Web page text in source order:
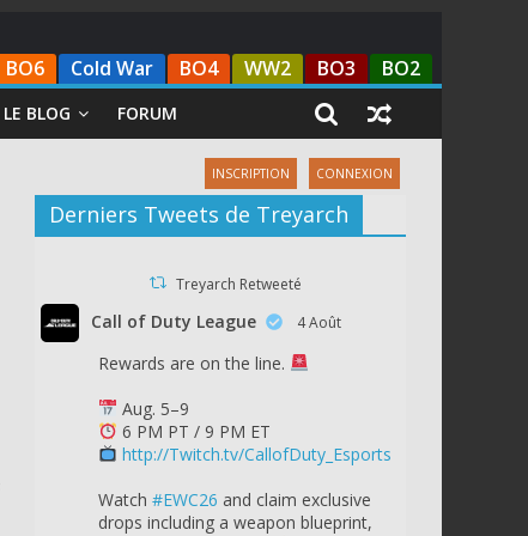
BO6 Cold War BO4 WW2 BO3 BO2
LE BLOG FORUM
INSCRIPTION CONNEXION
Derniers Tweets de Treyarch
Treyarch Retweeté
Call of Duty League 4 Août
Rewards are on the line.
Aug. 5–9
6 PM PT / 9 PM ET
http://Twitch.tv/CallofDuty_Esports
Watch #EWC26 and claim exclusive
drops including a weapon blueprint,